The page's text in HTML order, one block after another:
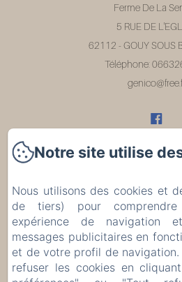
Ferme De La
5 RUE DE
62112 - GOUY SOUS
Téléphone:
Chambres
Les environs
Évènements
Notre site utilise
Nous utilisons des cookies et
de tiers) pour
expérience de navigation
messages publicitaires en
et de votre profil de navigation.
refuser les cookies en